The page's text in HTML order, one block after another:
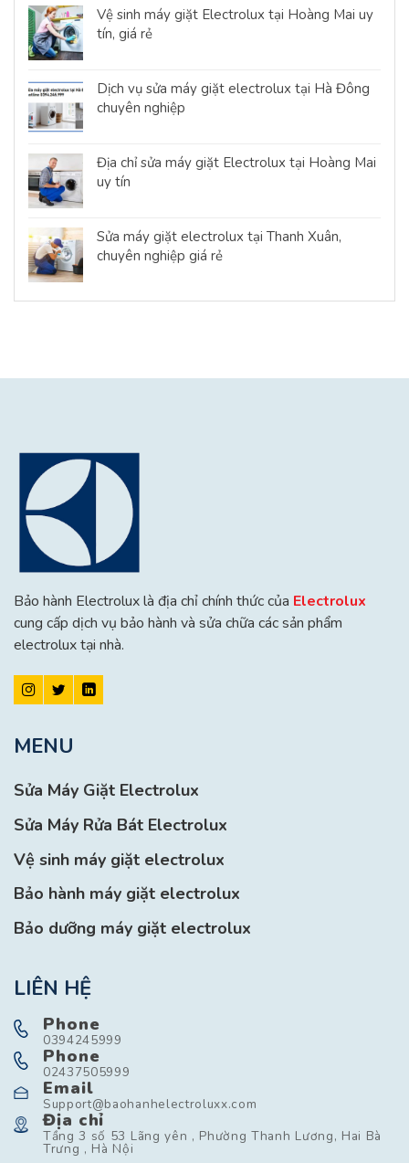
Vệ sinh máy giặt Electrolux tại Hoàng Mai uy
tín, giá rẻ
Dịch vụ sửa máy giặt electrolux tại Hà Đông
chuyên nghiệp
Địa chỉ sửa máy giặt Electrolux tại Hoàng Mai
uy tín
Sửa máy giặt electrolux tại Thanh Xuân,
chuyên nghiệp giá rẻ
Bảo hành Electrolux là địa chỉ chính thức của Electrolux
cung cấp dịch vụ bảo hành và sửa chữa các sản phẩm
electrolux tại nhà.
MENU
Sửa Máy Giặt Electrolux
Sửa Máy Rửa Bát Electrolux
Vệ sinh máy giặt electrolux
Bảo hành máy giặt electrolux
Bảo dưỡng máy giặt electrolux
LIÊN HỆ
Phone
0394245999
Phone
02437505999
Email
Support@baohanhelectroluxx.com
Địa chỉ
Tầng 3 số 53 Lãng yên , Phường Thanh Lương, Hai Bà
Trưng , Hà Nội